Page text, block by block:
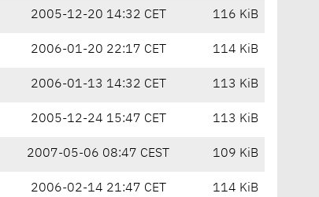
2005-12-20 14:32 CET 116 KiB
2006-01-20 22:17 CET 114 KiB
2006-01-13 14:32 CET 113 KiB
2005-12-24 15:47 CET 113 KiB
2007-05-06 08:47 CEST 109 KiB
2006-02-14 21:47 CET 114 KiB